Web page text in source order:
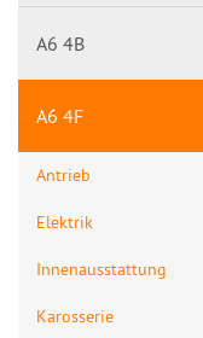
A6 4B
A6 4F
Antrieb
Elektrik
Innenausstattung
Karosserie